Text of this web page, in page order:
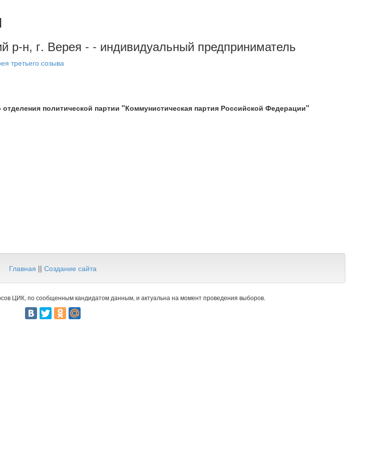
р-н, г. Верея - - индивидуальный предприниматель
третьего созыва
политической партии "Коммунистическая партия Российской Федерации"
Главная || Создание сайта
ЦИК, по сообщенным кандидатом данным, и актуальна на момент проведения выборов.